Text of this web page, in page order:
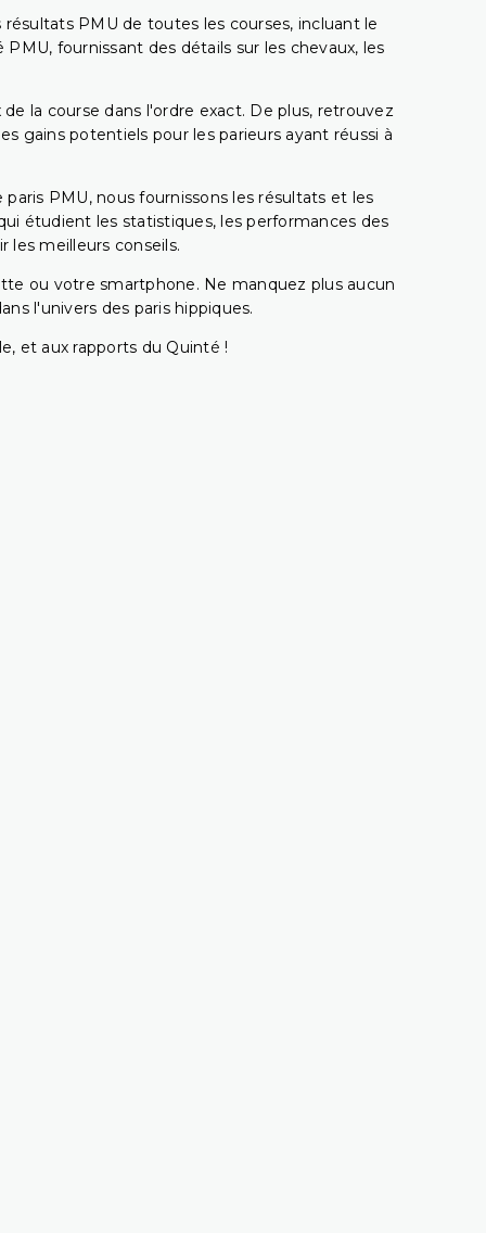
PMU de toutes les courses, incluant le
fournissant des détails sur les chevaux, les
la course dans l'ordre exact. De plus, retrouvez
gains potentiels pour les parieurs ayant réussi à
PMU, nous fournissons les résultats et les
étudient les statistiques, les performances des
les meilleurs conseils.
ou votre smartphone. Ne manquez plus aucun
l'univers des paris hippiques.
et aux rapports du Quinté !